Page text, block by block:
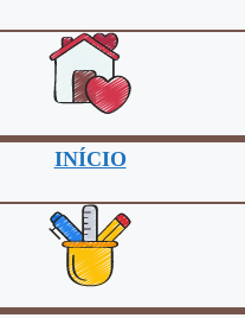
INÍCIO